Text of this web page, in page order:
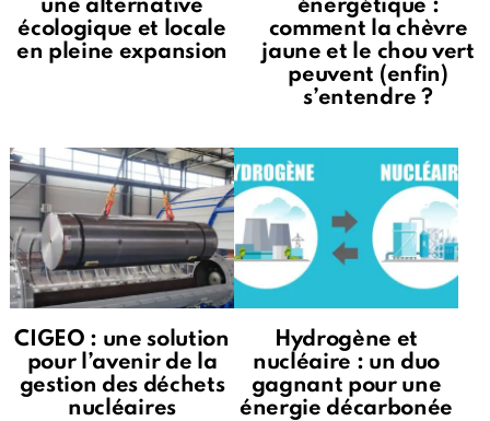
une alternative
écologique et locale
en pleine expansion
énergétique :
comment la chèvre
jaune et le chou vert
peuvent (enfin)
s’entendre ?
CIGEO : une solution
pour l’avenir de la
gestion des déchets
nucléaires
Hydrogène et
nucléaire : un duo
gagnant pour une
énergie décarbonée